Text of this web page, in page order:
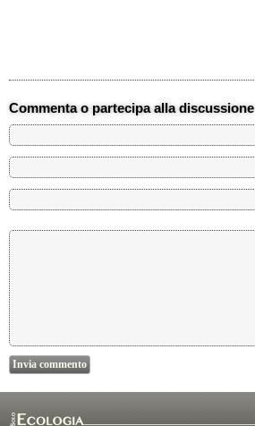
Commenta o partecipa alla discussione